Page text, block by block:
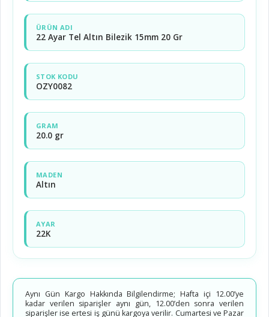
ÜRÜN ADI
22 Ayar Tel Altın Bilezik 15mm 20 Gr
STOK KODU
OZY0082
GRAM
20.0 gr
MADEN
Altın
AYAR
22K
Aynı Gün Kargo Hakkında Bilgilendirme; Hafta içi 12.00’ye
kadar verilen siparişler aynı gün, 12.00’den sonra verilen
siparişler ise ertesi iş günü kargoya verilir. Cumartesi ve Pazar